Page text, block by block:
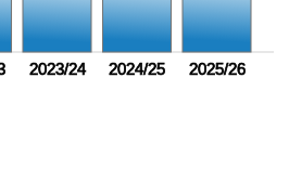
2023/24 2024/25 2025/26